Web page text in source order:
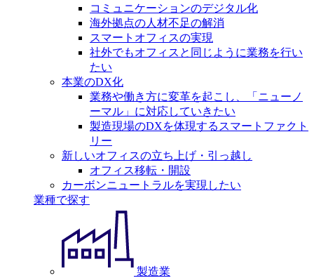
コミュニケーションのデジタル化
海外拠点の人材不足の解消
スマートオフィスの実現
社外でもオフィスと同じように業務を行い
たい
本業のDX化
業務や働き方に変革を起こし、「ニューノ
ーマル」に対応していきたい
製造現場のDXを体現するスマートファクト
リー
新しいオフィスの立ち上げ・引っ越し
オフィス移転・開設
カーボンニュートラルを実現したい
業種で探す
製造業